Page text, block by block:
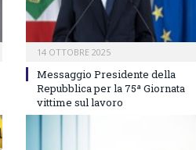
14 OTTOBRE 2025
Messaggio Presidente della
Repubblica per la 75ª Giornata
vittime sul lavoro